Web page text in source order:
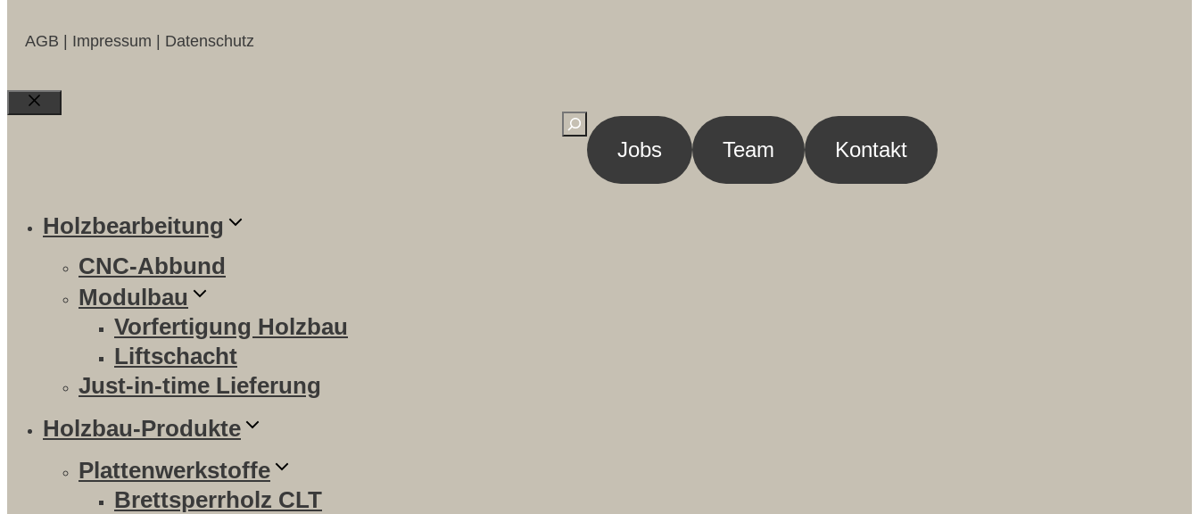
AGB | Impressum | Datenschutz
Close Suchen
Jobs Team Kontakt
Holzbearbeitung
CNC-Abbund
Modulbau
Vorfertigung Holzbau
Liftschacht
Just-in-time Lieferung
Holzbau-Produkte
Plattenwerkstoffe
Brettsperrholz CLT